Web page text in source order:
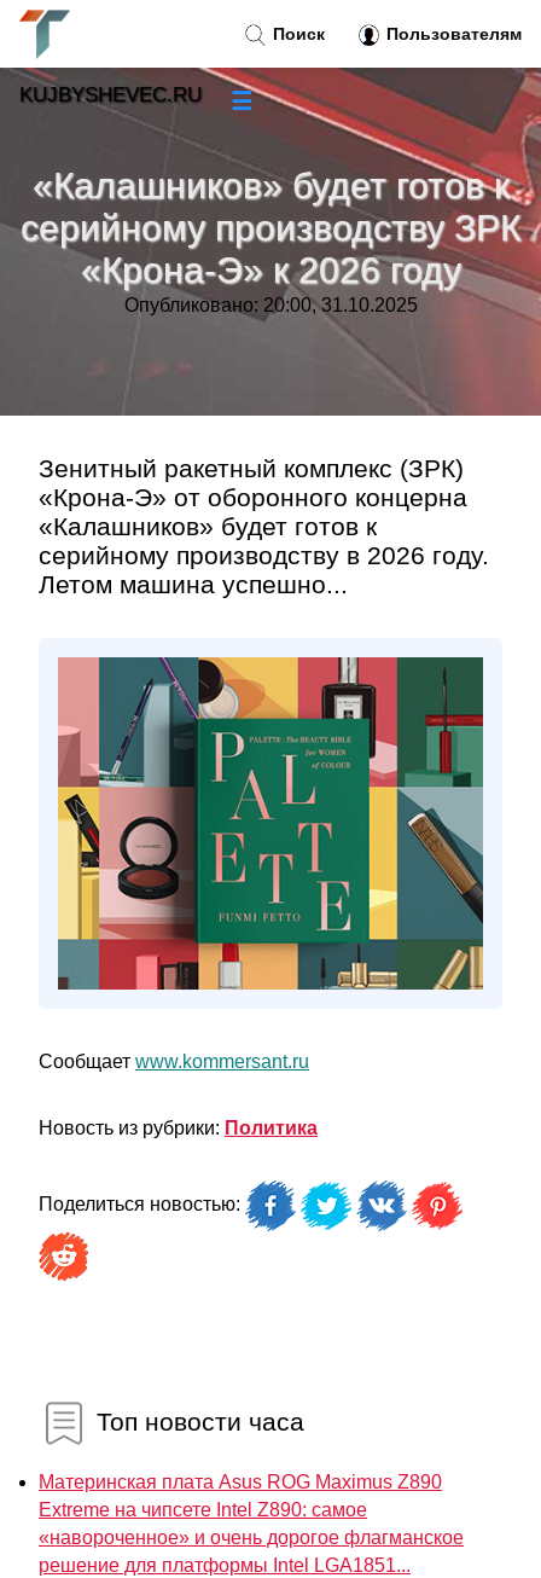
«Калашников» будет готов к
серийному производству ЗРК
«Крона-Э» к 2026 году
Опубликовано: 20:00, 31.10.2025
Зенитный ракетный комплекс (ЗРК)
«Крона-Э» от оборонного концерна
«Калашников» будет готов к
серийному производству в 2026 году.
Летом машина успешно...
Сообщает www.kommersant.ru
Новость из рубрики: Политика
Поделиться новостью:
Топ новости часа
Материнская плата Asus ROG Maximus Z890
Extreme на чипсете Intel Z890: самое
«навороченное» и очень дорогое флагманское
решение для платформы Intel LGA1851...
Поиск Пользователям
KUJBYSHEVEC.RU ☰
Новости»
Тренды новостей»
Рубрики»
Контакт»